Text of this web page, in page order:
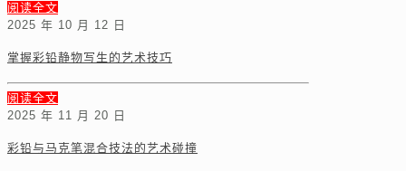
阅读全文
2025 年 10 月 12 日
掌握彩铅静物写生的艺术技巧
阅读全文
2025 年 11 月 20 日
彩铅与马克笔混合技法的艺术碰撞